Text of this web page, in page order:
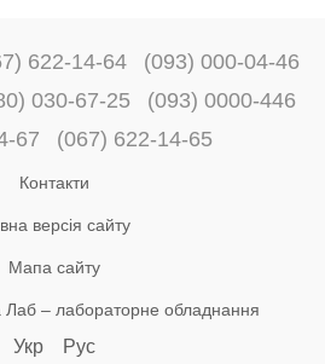
622-14-64
(093) 000-04-46
030-67-25
(093) 0000-446
67
(067) 622-14-65
Контакти
версія сайту
Мапа сайту
Лаб – лабораторне обладнання
Укр Рус